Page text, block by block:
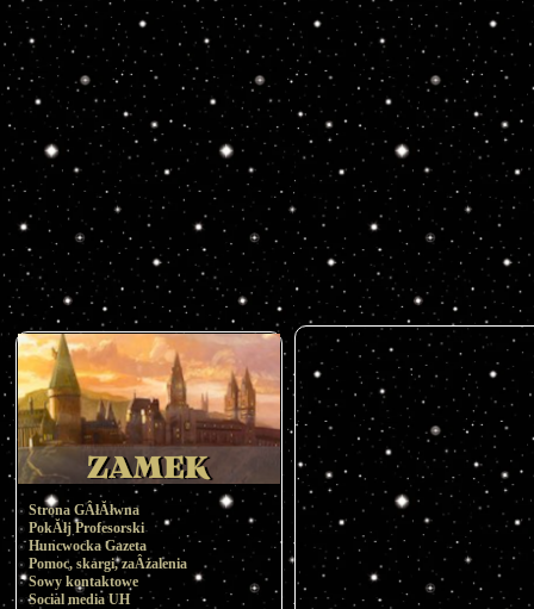
Strona GÂłĂłwna
PokĂłj Profesorski
Huncwocka Gazeta
Pomoc, skargi, zaÂżalenia
Sowy kontaktowe
Social media UH